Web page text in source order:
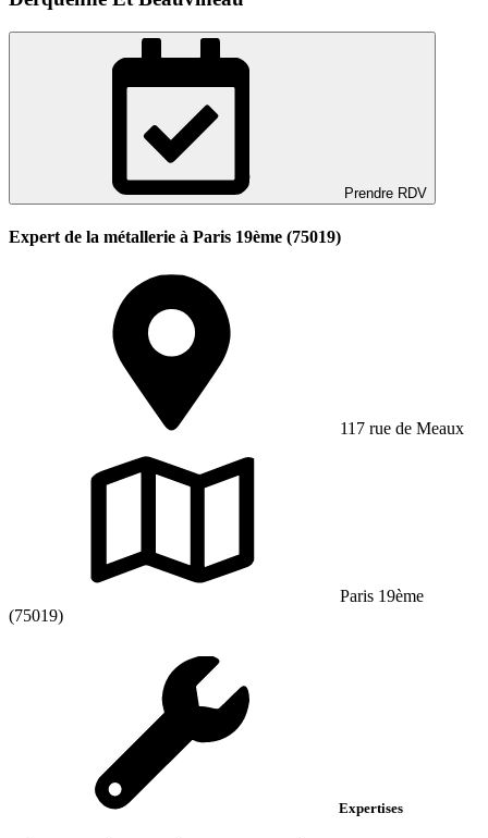
Prendre RDV
Expert de la métallerie à Paris 19ème (75019)
117 rue de Meaux
Paris 19ème
(75019)
Expertises